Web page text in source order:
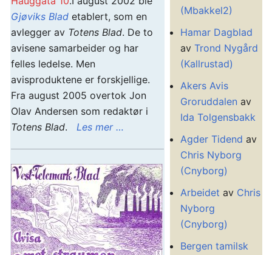
Gjøviks Blad etablert, som en
avlegger av Totens Blad. De to
avisene samarbeider og har
felles ledelse. Men
avisproduktene er forskjellige.
Fra august 2005 overtok Jon
Olav Andersen som redaktør i
Totens Blad. Les mer …
(Mbakkel2)
Hamar Dagblad
av Trond Nygård
(Kallrustad)
Akers Avis
Groruddalen av
Ida Tolgensbakk
Agder Tidend av
Chris Nyborg
(Cnyborg)
Arbeidet av Chris
Nyborg
(Cnyborg)
Bergen tamilsk